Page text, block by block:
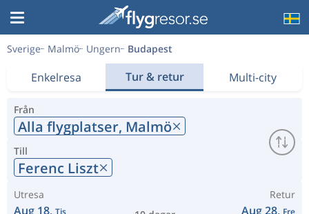
Sverige Malmö Ungern Budapest
Enkelresa Tur & retur Multi-city
Från
Alla flygplatser, Malmö
Till
Ferenc Liszt
Utresa
Aug 18, Tis
Retur
Aug 28, Fre